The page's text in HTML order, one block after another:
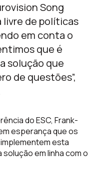
Song
de políticas
em conta o
que é
solução que
de questões”,
do ESC, Frank-
esperança que os
esta
em linha com o